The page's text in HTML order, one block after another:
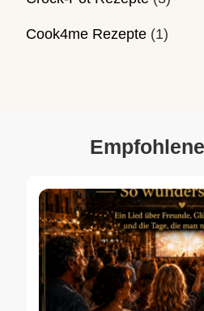
Cook4me Rezepte (1)